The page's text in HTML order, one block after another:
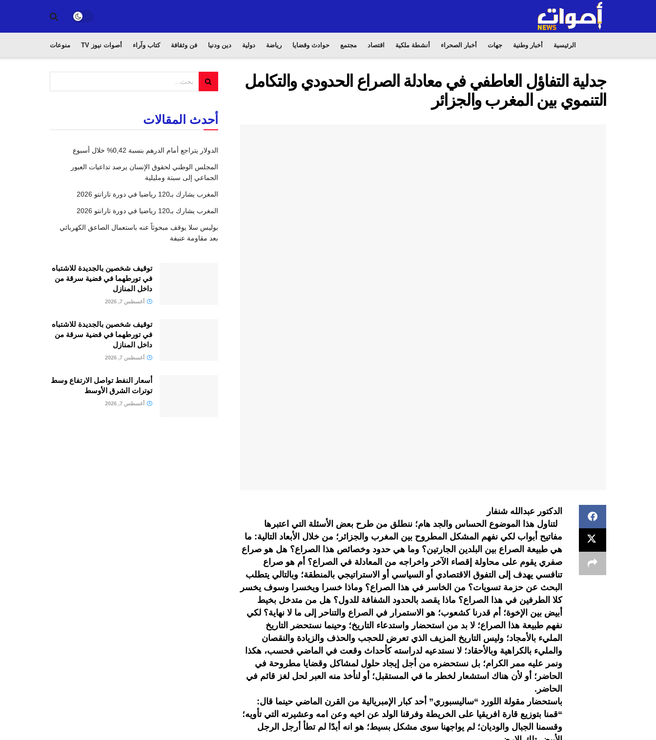
الرئيسية أخبار وطنية جهات أخبار الصحراء أنشطة ملكية اقتصاد مجتمع حوادث وقضايا رياضة دولية دين ودنيا فن وثقافة كتاب وآراء أصوات نيوز TV منوعات
جدلية التفاؤل العاطفي في معادلة الصراع الحدودي والتكامل
التنموي بين المغرب والجزائر
الدكتور عبدالله شنفار
لتناول هذا الموضوع الحساس والجد هام؛ ننطلق من طرح بعض الأسئلة التي اعتبرها
مفاتيح أبواب لكي نفهم المشكل المطروح بين المغرب والجزائر؛ من خلال الأبعاد التالية: ما
هي طبيعة الصراع بين البلدين الجارتين؟ وما هي حدود وخصائص هذا الصراع؟ هل هو صراع
صفري يقوم على محاولة إقصاء الآخر واخراجه من المعادلة في الصراع؟ أم هو صراع
تنافسي يهدف إلى التفوق الاقتصادي أو السياسي أو الاستراتيجي بالمنطقة؛ وبالتالي يتطلب
البحث عن حزمة تسويات؟ من الخاسر في هذا الصراع؟ وماذا خسرا ويخسرا وسوف يخسر
كلا الطرفين في هذا الصراع؟ ماذا يقصد بالحدود الشفافة للدول؟ هل من متدخل بخيط
أبيض بين الإخوة؛ أم قدرنا كشعوب؛ هو الاستمرار في الصراع والتناحر إلى ما لا نهاية؟ لكي
نفهم طبيعة هذا الصراع؛ لا بد من استحضار واستدعاء التاريخ؛ وحينما نستحضر التاريخ
المليء بالأمجاد؛ وليس التاريخ المزيف الذي تعرض للحجب والحذف والزيادة والنقصان
والمليء بالكراهية وبالأحقاد؛ لا نستدعيه لدراسته كأحداث وقعت في الماضي فحسب، هكذا
ونمر عليه ممر الكرام؛ بل نستحضره من أجل إيجاد حلول لمشاكل وقضايا مطروحة في
الحاضر؛ أو لأن هناك استشعار لخطر ما في المستقبل؛ أو لنأخذ منه العبر لحل لغز قائم في
الحاضر.
باستحضار مقولة اللورد “ساليسبوري” أحد كبار الإمبريالية من القرن الماضي حينما قال:
“قمنا بتوزيع قارة افريقيا على الخريطة وفرقنا الولد عن اخيه وعن امه وعشيرته التي تأويه؛
وقسمنا الجبال والوديان؛ لم يواجهنا سوى مشكل بسيط؛ هو انه أبدًا لم تطأ أرجل الرجل
أحدث المقالات
الدولار يتراجع أمام الدرهم بنسبة 0,42% خلال أسبوع
المجلس الوطني لحقوق الإنسان يرصد تداعيات العبور
الجماعي إلى سبتة ومليلية
المغرب يشارك بـ120 رياضيا في دورة تارانتو 2026
المغرب يشارك بـ120 رياضيا في دورة تارانتو 2026
بوليس سلا يوقف مبحوثاً عنه باستعمال الصاعق الكهربائي
بعد مقاومة عنيفة
توقيف شخصين بالجديدة للاشتباه
في تورطهما في قضية سرقة من
داخل المنازل
أغسطس 7, 2026
توقيف شخصين بالجديدة للاشتباه
في تورطهما في قضية سرقة من
داخل المنازل
أغسطس 7, 2026
أسعار النفط تواصل الارتفاع وسط
توترات الشرق الأوسط
أغسطس 7, 2026